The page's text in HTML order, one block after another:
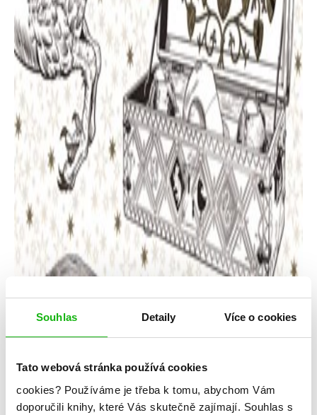
Souhlas Detaily Více o cookies
Tato webová stránka používá cookies
cookies? Používáme je třeba k tomu, abychom Vám
doporučili knihy, které Vás skutečně zajímají. Souhlas s
J. K. Rowlingová